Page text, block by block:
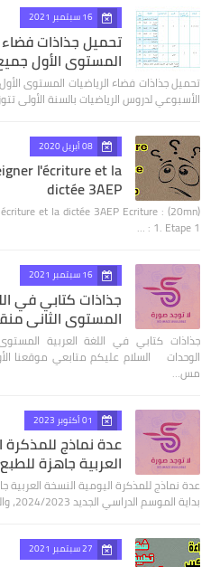
16 سبتمبر 2021
تحميل جذاذات فضاء
المستوى الأول
تحميل جذاذات فضاء الرياضيات المستوى
الأسبوعي لدروس الرياضيات بالسنة الأولى
08 أبريل 2020
l'écriture et la
dictée 3AEP
et la dictée 3AEP Ecriture : (20mn)
1. Etape 1 : …
16 سبتمبر 2021
جذاذات كتابي في
المستوى الثاني
جذاذات كتابي في اللغة العربية
الوحدات السلام عليكم متابعي موقعنا
مس…
01 أكتوبر 2023
عدة نماذج للمذكرة
العربية جاهزة للطبع
عدة نماذج للمذكرة اليومية النسخة العربية
بداية الموسم الدراسي الجديد 2024/2023، والذي سيشهد …
27 سبتمبر 2021